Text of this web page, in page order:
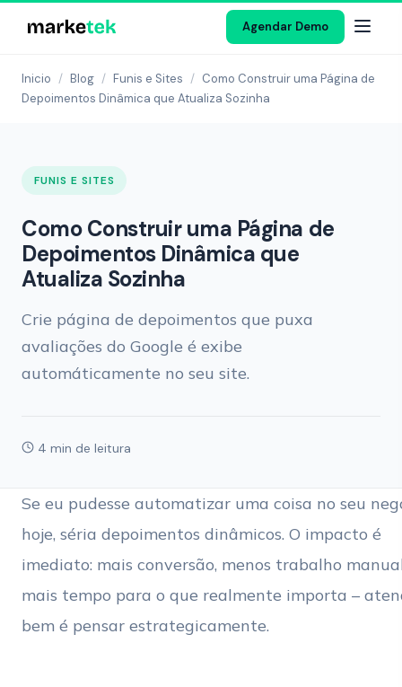
Agendar Demo
Inicio / Blog / Funis e Sites / Como Construir uma Página de
Depoimentos Dinâmica que Atualiza Sozinha
FUNIS E SITES
Como Construir uma Página de
Depoimentos Dinâmica que
Atualiza Sozinha
Crie página de depoimentos que puxa
avaliações do Google é exibe
automáticamente no seu site.
4 min de leitura
Se eu pudesse automatizar uma coisa no seu
hoje, séria depoimentos dinâmicos. O impacto é
imediato: mais conversão, menos trabalho
mais tempo para o que realmente importa –
bem é pensar estrategicamente.